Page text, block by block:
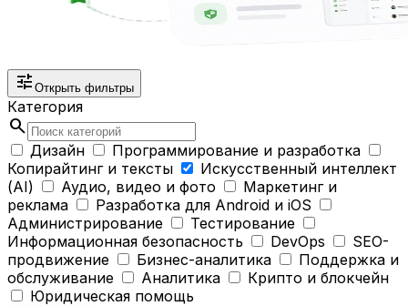
tune Открыть фильтры
Категория
search
Дизайн
Программирование и разработка
Копирайтинг и тексты
Искусственный интеллект
(AI)
Аудио, видео и фото
Маркетинг и
реклама
Разработка для Android и iOS
Администрирование
Тестирование
Информационная безопасность
DevOps
SEO-
продвижение
Бизнес-аналитика
Поддержка и
обслуживание
Аналитика
Крипто и блокчейн
Юридическая помощь